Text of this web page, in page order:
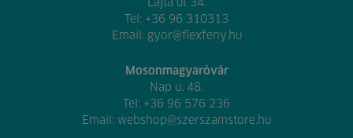
Lajta út 34.
Tel: +36 96 310313
Email: gyor@flexfeny.hu
Mosonmagyaróvár
Nap u. 48.
Tel: +36 96 576 236
Email: webshop@szerszamstore.hu